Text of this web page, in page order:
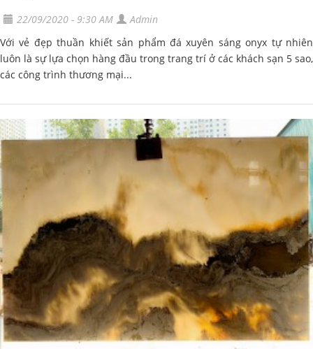
22/09/2020 - 9:30 AM
Admin
Với vẻ đẹp thuần khiết sản phẩm đá xuyên sáng onyx tự nhiên
luôn là sự lựa chọn hàng đầu trong trang trí ở các khách sạn 5 sao,
các công trình thương mại...